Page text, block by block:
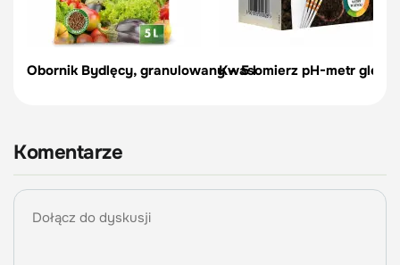
Obornik Bydlęcy, granulowany – 5 lKwasomierz pH-metr
Komentarze